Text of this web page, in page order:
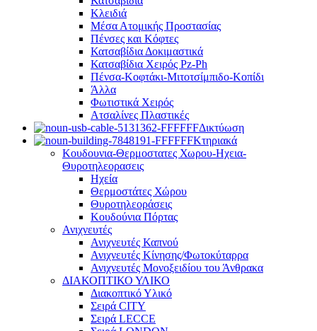
Κλειδιά
Μέσα Ατομικής Προστασίας
Πένσες και Κόφτες
Κατσαβίδια Δοκιμαστικά
Κατσαβίδια Χειρός Pz-Ph
Πένσα-Κοφτάκι-Μιτοτσίμπιδο-Κοπίδι
Άλλα
Φωτιστικά Χειρός
Ατσαλίνες Πλαστικές
Δικτύωση
Κτηριακά
Κουδουνια-Θερμοστατες Χωρου-Ηχεια-
Θυροτηλεορασεις
Ηχεία
Θερμοστάτες Χώρου
Θυροτηλεοράσεις
Κουδούνια Πόρτας
Ανιχνευτές
Ανιχνευτές Καπνού
Ανιχνευτές Κίνησης/Φωτοκύταρρα
Ανιχνευτές Μονοξειδίου του Άνθρακα
ΔΙΑΚΟΠΤΙΚΟ ΥΛΙΚΟ
Διακοπτικό Υλικό
Σειρά CITY
Σειρά LECCE